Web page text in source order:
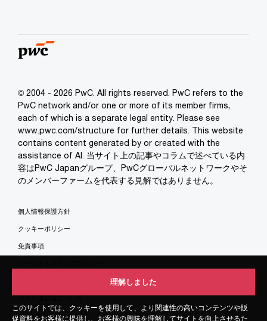
このサイトでは、クッキーを使用して、より関連性の高いコンテンツや販
促資料をお客様に提供し、お客様の興味を理解してサイトを向上させるた
理解しました
このサイトでは、クッキーを使用して、より関連性の高いコンテンツや販
促資料をお客様に提供し、お客様の興味を理解してサイトを向上させるた
理解しました
© 2004 - 2026 PwC. All rights reserved. PwC refers to the
PwC network and/or one or more of its member firms,
each of which is a separate legal entity. Please see
www.pwc.com/structure for further details. This website
contains content generated by or created with the
assistance of AI. 当サイト上の記事やコラムで述べている内
容はPwC Japanグループ、PwCグローバルネットワークやそ
のメンバーファームを代表する見解ではありません。
個人情報保護方針
クッキーポリシー
免責事項
サイト運営者について
サイトマップ